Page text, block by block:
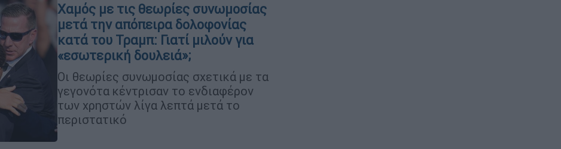
Χαμός με τις θεωρίες συνωμοσίας
μετά την απόπειρα δολοφονίας
κατά του Τραμπ: Γιατί μιλούν για
«εσωτερική δουλειά»;
Οι θεωρίες συνωμοσίας σχετικά με τα
γεγονότα κέντρισαν το ενδιαφέρον
των χρηστών λίγα λεπτά μετά το
περιστατικό